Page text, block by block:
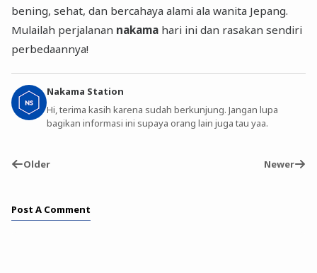
bening, sehat, dan bercahaya alami ala wanita Jepang.
Mulailah perjalanan nakama hari ini dan rasakan sendiri
perbedaannya!
Nakama Station
Hi, terima kasih karena sudah berkunjung. Jangan lupa
bagikan informasi ini supaya orang lain juga tau yaa.
Older Newer
Post A Comment